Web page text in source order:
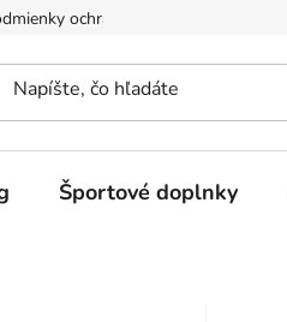
ochrany osobných údajov
Športové doplnky